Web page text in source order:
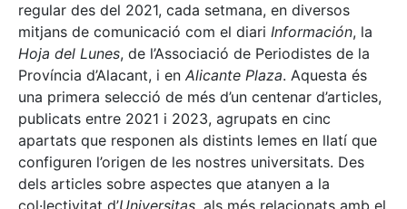
regular des del 2021, cada setmana, en diversos
mitjans de comunicació com el diari Información, la
Hoja del Lunes, de l’Associació de Periodistes de la
Província d’Alacant, i en Alicante Plaza. Aquesta és
una primera selecció de més d’un centenar d’articles,
publicats entre 2021 i 2023, agrupats en cinc
apartats que responen als distints lemes en llatí que
configuren l’origen de les nostres universitats. Des
dels articles sobre aspectes que atanyen a la